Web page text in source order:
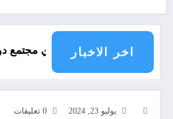
اخر الاخبارأي مجتمع دولي
يوليو 23, 2024 0 تعليقات